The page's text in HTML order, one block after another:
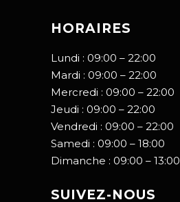
HORAIRES
Lundi : 09:00 – 22:00
Mardi : 09:00 – 22:00
Mercredi : 09:00 – 22:00
Jeudi : 09:00 – 22:00
Vendredi : 09:00 – 22:00
Samedi : 09:00 – 18:00
Dimanche : 09:00 – 13:00
SUIVEZ-NOUS